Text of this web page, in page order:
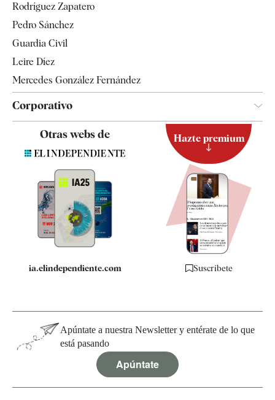
Televisión
Rodríguez Zapatero
Pedro Sánchez
Guardia Civil
Leire Díez
Mercedes González Fernández
Corporativo
Contacto
Quiénes somos
Especificaciones
Otras webs de
ia.elindependiente.com
Hazte premium
Suscríbete
Apúntate a nuestra Newsletter y entérate de lo que
está pasando
Apúntate